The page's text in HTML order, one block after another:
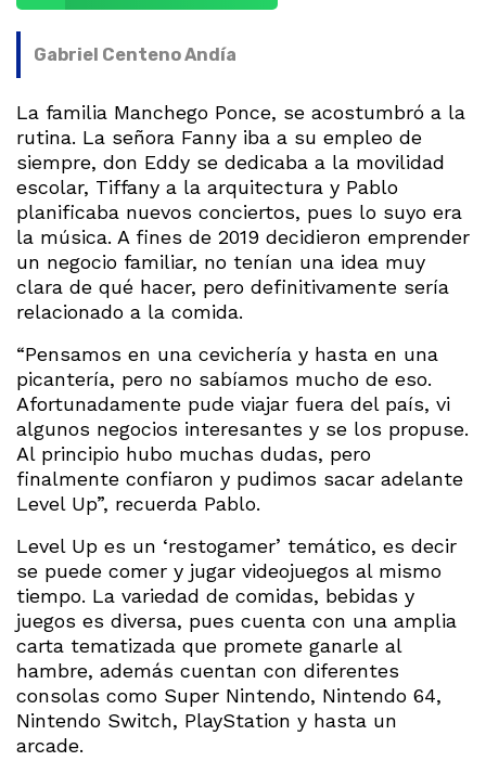
Gabriel Centeno Andía
La familia Manchego Ponce, se acostumbró a la
rutina. La señora Fanny iba a su empleo de
siempre, don Eddy se dedicaba a la movilidad
escolar, Tiffany a la arquitectura y Pablo
planificaba nuevos conciertos, pues lo suyo era
la música. A fines de 2019 decidieron emprender
un negocio familiar, no tenían una idea muy
clara de qué hacer, pero definitivamente sería
relacionado a la comida.
“Pensamos en una cevichería y hasta en una
picantería, pero no sabíamos mucho de eso.
Afortunadamente pude viajar fuera del país, vi
algunos negocios interesantes y se los propuse.
Al principio hubo muchas dudas, pero
finalmente confiaron y pudimos sacar adelante
Level Up”, recuerda Pablo.
Level Up es un ‘restogamer’ temático, es decir
se puede comer y jugar videojuegos al mismo
tiempo. La variedad de comidas, bebidas y
juegos es diversa, pues cuenta con una amplia
carta tematizada que promete ganarle al
hambre, además cuentan con diferentes
consolas como Super Nintendo, Nintendo 64,
Nintendo Switch, PlayStation y hasta un
arcade.